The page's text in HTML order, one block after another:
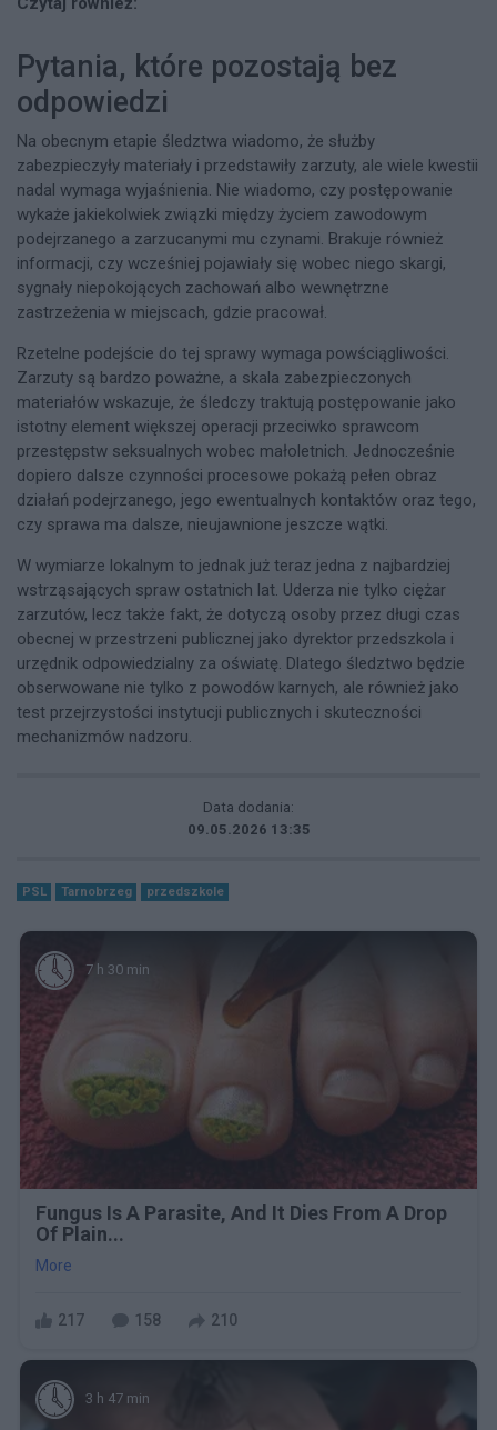
Pytania, które pozostają bez
odpowiedzi
Na obecnym etapie śledztwa wiadomo, że służby
zabezpieczyły materiały i przedstawiły zarzuty, ale wiele kwestii
nadal wymaga wyjaśnienia. Nie wiadomo, czy postępowanie
wykaże jakiekolwiek związki między życiem zawodowym
podejrzanego a zarzucanymi mu czynami. Brakuje również
informacji, czy wcześniej pojawiały się wobec niego skargi,
sygnały niepokojących zachowań albo wewnętrzne
zastrzeżenia w miejscach, gdzie pracował.
Rzetelne podejście do tej sprawy wymaga powściągliwości.
Zarzuty są bardzo poważne, a skala zabezpieczonych
materiałów wskazuje, że śledczy traktują postępowanie jako
istotny element większej operacji przeciwko sprawcom
przestępstw seksualnych wobec małoletnich. Jednocześnie
dopiero dalsze czynności procesowe pokażą pełen obraz
działań podejrzanego, jego ewentualnych kontaktów oraz tego,
czy sprawa ma dalsze, nieujawnione jeszcze wątki.
W wymiarze lokalnym to jednak już teraz jedna z najbardziej
wstrząsających spraw ostatnich lat. Uderza nie tylko ciężar
zarzutów, lecz także fakt, że dotyczą osoby przez długi czas
obecnej w przestrzeni publicznej jako dyrektor przedszkola i
urzędnik odpowiedzialny za oświatę. Dlatego śledztwo będzie
obserwowane nie tylko z powodów karnych, ale również jako
test przejrzystości instytucji publicznych i skuteczności
mechanizmów nadzoru.
Data dodania:
09.05.2026 13:35
PSL Tarnobrzeg przedszkole
7 h 30 min
Fungus Is A Parasite, And It Dies From A Drop
Of Plain...
More
217 158 210
3 h 47 min